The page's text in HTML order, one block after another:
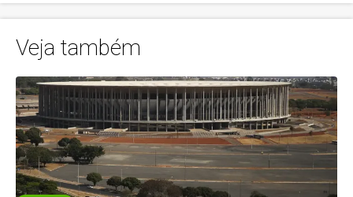
Veja também